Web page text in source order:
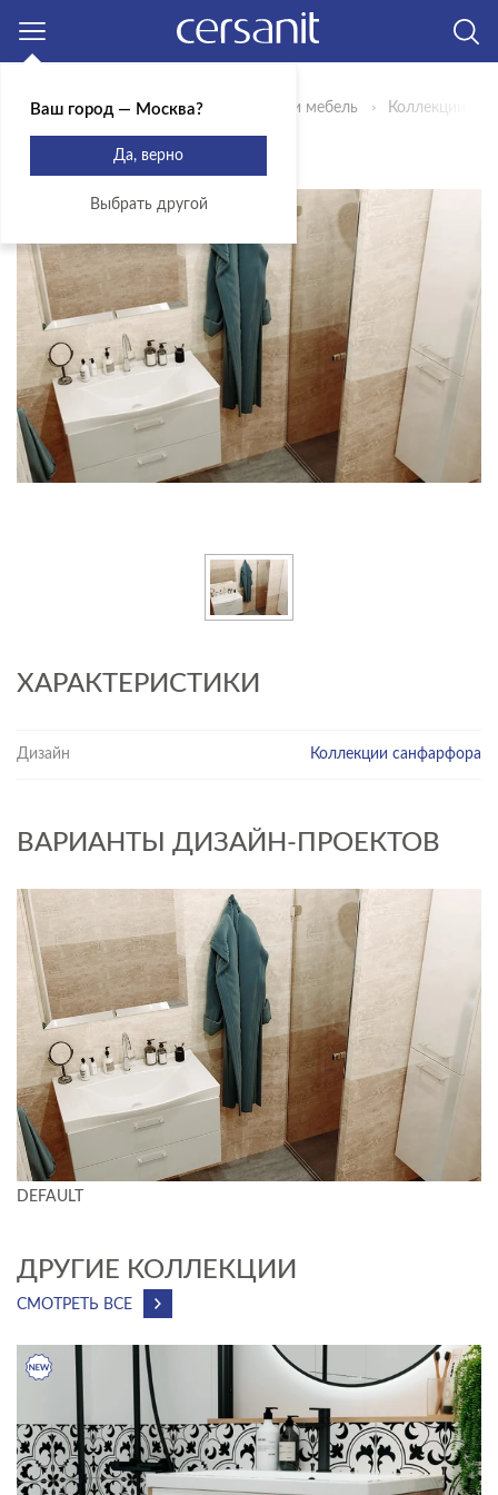
Главная Продукты Сантехника и мебель Коллекции
КОЛЛЕКЦИЯ STRIM
ХАРАКТЕРИСТИКИ
Дизайн Коллекции санфарфора
ВАРИАНТЫ ДИЗАЙН-ПРОЕКТОВ
DEFAULT
ДРУГИЕ КОЛЛЕКЦИИ
СМОТРЕТЬ ВСЕ
Ваш город — Москва?
Да, верно
Выбрать другой